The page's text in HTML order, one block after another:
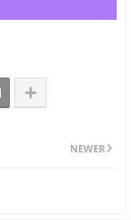
NEWER